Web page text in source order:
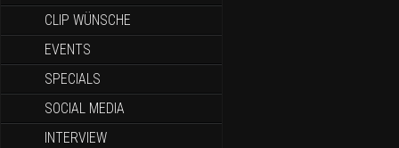
CLIP WÜNSCHE
EVENTS
SPECIALS
SOCIAL MEDIA
INTERVIEW